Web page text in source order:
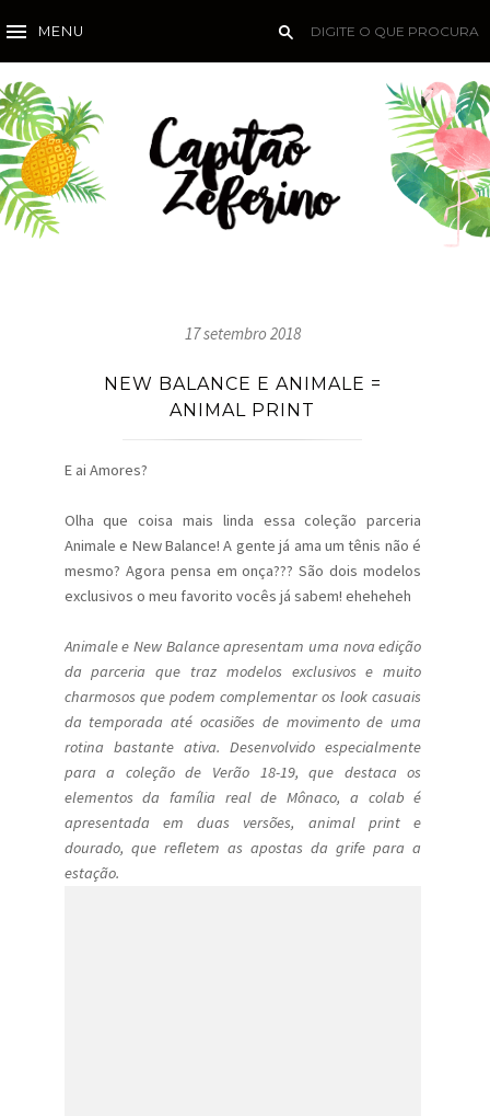
MENU
17 setembro 2018
NEW BALANCE E ANIMALE =
ANIMAL PRINT
E ai Amores?
Olha que coisa mais linda essa coleção parceria
Animale e New Balance! A gente já ama um tênis não é
mesmo? Agora pensa em onça??? São dois modelos
exclusivos o meu favorito vocês já sabem! eheheheh
Animale e New Balance apresentam uma nova edição
da parceria que traz modelos exclusivos e muito
charmosos que podem complementar os look casuais
da temporada até ocasiões de movimento de uma
rotina bastante ativa. Desenvolvido especialmente
para a coleção de Verão 18-19, que destaca os
elementos da família real de Mônaco, a colab é
apresentada em duas versões, animal print e
dourado, que refletem as apostas da grife para a
estação.